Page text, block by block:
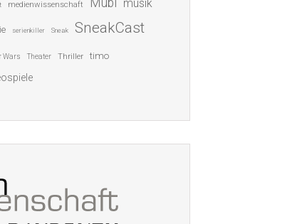
medienwissenschaft musik
serienkiller Sneak SneakCast
Wars Theater Thriller timo